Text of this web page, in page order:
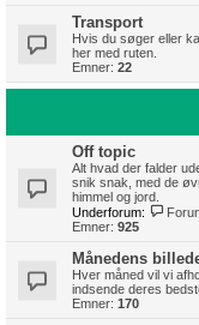
Transport
Hvis du søger eller
her med ruten.
Emner: 22
Off topic
Alt hvad der falder
snik snak, med de
himmel og jord.
Underforum:
Emner: 925
Månedens
Hver måned vil vi
indsende deres
Emner: 170